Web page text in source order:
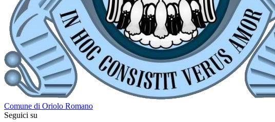
Comune di Oriolo Romano
Seguici su